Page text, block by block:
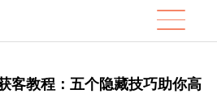
客教程：五个隐藏技巧助你高